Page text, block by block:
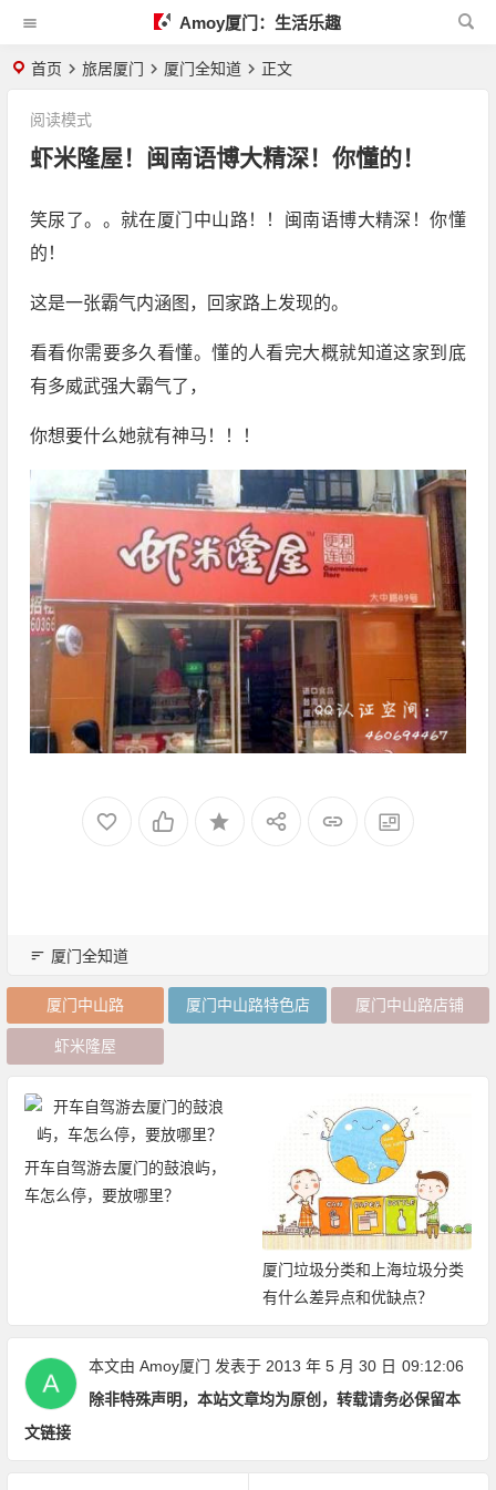
Amoy厦门：生活乐趣
首页 旅居厦门 厦门全知道 正文
虾米隆屋！闽南语博大精深！你懂的！
阅读模式
笑尿了。。就在厦门中山路！！闽南语博大精深！你懂
的！
这是一张霸气内涵图，回家路上发现的。
看看你需要多久看懂。懂的人看完大概就知道这家到底
有多威武强大霸气了，
你想要什么她就有神马！！！
厦门全知道
厦门中山路 厦门中山路特色店 厦门中山路店铺
虾米隆屋
开车自驾游去厦门的鼓浪屿，
车怎么停，要放哪里？
厦门垃圾分类和上海垃圾分类
有什么差异点和优缺点？
本文由 Amoy厦门 发表于 2013 年 5 月 30 日 09:12:06
除非特殊声明，本站文章均为原创，转载请务必保留本
文链接